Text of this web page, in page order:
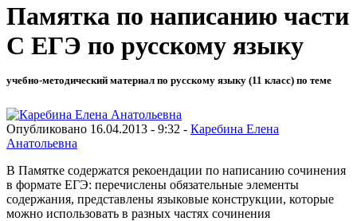
Памятка по написанию части
С ЕГЭ по русскому языку
учебно-методический материал по русскому языку (11 класс) по теме
Опубликовано 16.04.2013 - 9:32 - Каребина Елена
Анатольевна
В Памятке содержатся рекоендации по написанию сочинения
в формате ЕГЭ: перечислены обязательные элементы
содержания, представлены языковые конструкции, которые
можно использовать в разных частях сочинения